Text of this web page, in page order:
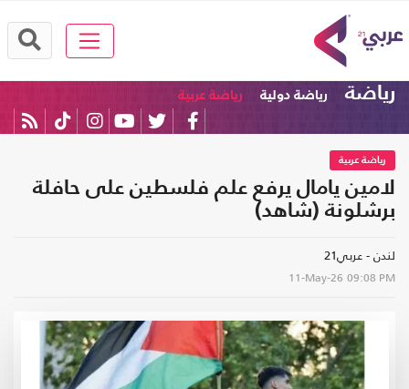
رياضة رياضة دولية رياضة عربية
رياضة عربية
لامين يامال يرفع علم فلسطين على حافلة
برشلونة (شاهد)
لندن - عربي21
11-May-26 09:08 PM